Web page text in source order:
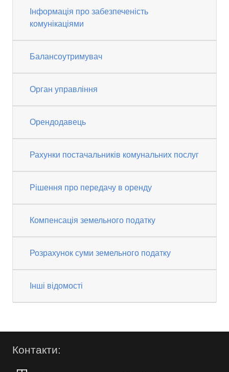
Інформація про забезпеченість
комунікаціями
Балансоутримувач
Орган управління
Орендодавець
Рахунки постачальників комунальних послуг
Рішення про передачу в оренду
Компенсація земельного податку
Розрахунок суми земельного податку
Інші відомості
Контакти: